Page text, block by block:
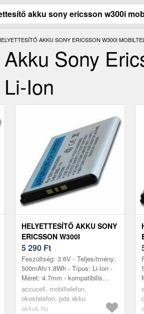
AKKU SONY ERICSSON W300I
Sony
Ion
HELYETTESÍTŐ AKKU SONY
ERICSSON W300I
MOBILTELEFON 3, 6V
500MAH LI-ION
5 290 Ft
Feszültség: 3.6V - Teljesítmény:
500mAh/1.8Wh - Típus: Li-Ion -
Méret: 4.7mm - kompatibilis
modellek: Aino BST-33 C702
C901 Green C903 G502 G700
G7...
accucell, mobiltelefon,
okostelefon, pda akku
akkuk.hu